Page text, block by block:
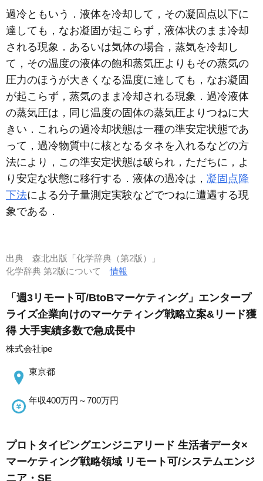
過冷ともいう．液体を冷却して，その凝固点以下に
達しても，なお凝固が起こらず，液体状のまま冷却
される現象．あるいは気体の場合，蒸気を冷却し
て，その温度の液体の飽和蒸気圧よりもその蒸気の
圧力のほうが大きくなる温度に達しても，なお凝固
が起こらず，蒸気のまま冷却される現象．過冷液体
の蒸気圧は，同じ温度の固体の蒸気圧よりつねに大
きい．これらの過冷却状態は一種の準安定状態であ
って，過冷物質中に核となるタネを入れるなどの方
法により，この準安定状態は破られ，ただちに，よ
り安定な状態に移行する．液体の過冷は， 凝固点降
下法による分子量測定実験などでつねに遭遇する現
象である．
出典 森北出版「化学辞典（第2版）」
化学辞典 第2版について情報
「週3リモート可/BtoBマーケティング」エンタープ
ライズ企業向けのマーケティング戦略立案&リード獲
得 大手実績多数で急成長中
株式会社ipe
東京都
年収400万円～700万円
プロトタイピングエンジニアリード 生活者データ×
マーケティング戦略領域 リモート可/システムエンジ
ニア・SE